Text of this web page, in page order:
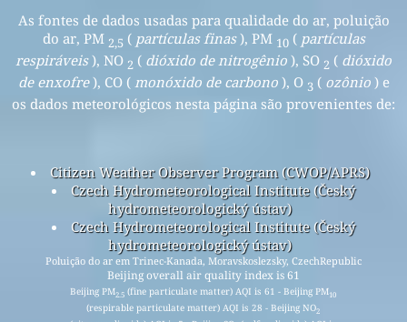
As fontes de dados usadas para qualidade do ar, poluição
do ar, PM 2,5 ( partículas finas), PM 10( partículas
respiráveis), NO 2 ( dióxido de nitrogênio ), SO 2 ( dióxido
de enxofre), CO ( monóxido de carbono), O 3 ( ozônio) e
os dados meteorológicos nesta página são provenientes de:
Citizen Weather Observer Program (CWOP/APRS)
Czech Hydrometeorological Institute (Český
hydrometeorologický ústav)
Czech Hydrometeorological Institute (Český
hydrometeorologický ústav)
Poluição do ar em Trinec-Kanada, Moravskoslezsky, CzechRepublic
Beijing overall air quality index is 61
Beijing PM2.5 (fine particulate matter) AQI is 61 - Beijing PM10
(respirable particulate matter) AQI is 28 - Beijing NO2